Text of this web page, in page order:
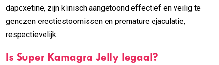
dapoxetine, zijn klinisch aangetoond effectief en veilig te
genezen erectiestoornissen en premature ejaculatie,
respectievelijk.
Is Super Kamagra Jelly legaal?